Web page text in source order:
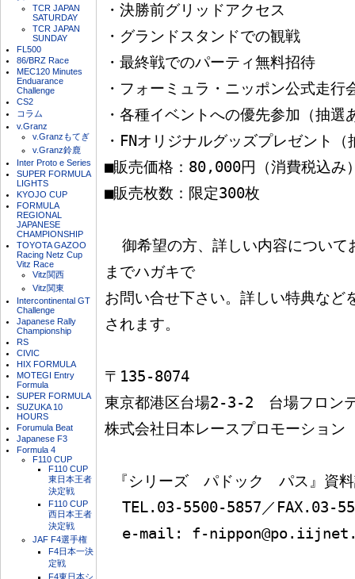
TCR JAPAN
SATURDAY
TCR JAPAN
SUNDAY
FL500
86/BRZ Race
MEC120 Minutes
Enduarance
Challenge
CS2
コラム
v.Granz
v.Granzもてぎ
v.Granz鈴鹿
Inter Proto e Series
SUPER FORMULA
LIGHTS
KYOJO CUP
FORMULA
REGIONAL
JAPANESE
CHAMPIONSHIP
TOYOTA GAZOO
Racing Netz Cup
Vitz Race
Vitz関西
Vitz関東
Intercontinental GT
Challenge
Japanese Rally
Championship
RS
CIVIC
HIX FORMULA
MOTEGI Entry
Formula
SUPER FORMULA
SUZUKA 10
HOURS
Forumula Beat
Japanese F3
Formula 4
F110 CUP
F110 CUP
東日本王者
決定戦
F110 CUP
西日本王者
決定戦
JAF F4選手権
F4日本一決
定戦
F4東日本シ
・決勝前グリッドアクセス
・グランドスタンドでの観戦
・最終戦でのパーティ無料招待
・フォーミュラ・ニッポン公式走行
・各種イベントへの優先参加（抽選
・FNオリジナルグッズプレゼント（
■販売価格：80,000円（消費税込み
■販売枚数：限定300枚
までハガキで
お問い合せ下さい。詳しい特典など
されます。
〒135-8074
東京都港区台場2-3-2　台場フロン
株式会社日本レースプロモーション